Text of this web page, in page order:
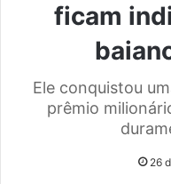
ficam
Ele conquistou
prêmio
26